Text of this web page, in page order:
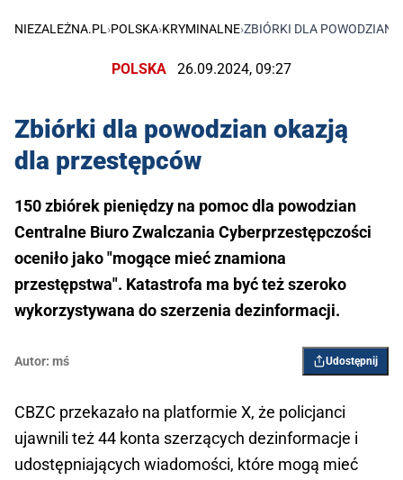
NIEZALEŻNA.PL ›POLSKA›KRYMINALNE›ZBIÓRKI DLA POWODZIAN
POLSKA 26.09.2024, 09:27
Zbiórki dla powodzian okazją
dla przestępców
150 zbiórek pieniędzy na pomoc dla powodzian
Centralne Biuro Zwalczania Cyberprzestępczości
oceniło jako "mogące mieć znamiona
przestępstwa". Katastrofa ma być też szeroko
wykorzystywana do szerzenia dezinformacji.
Autor: mś Udostępnij
CBZC przekazało na platformie X, że policjanci
ujawnili też 44 konta szerzących dezinformacje i
udostępniających wiadomości, które mogą mieć